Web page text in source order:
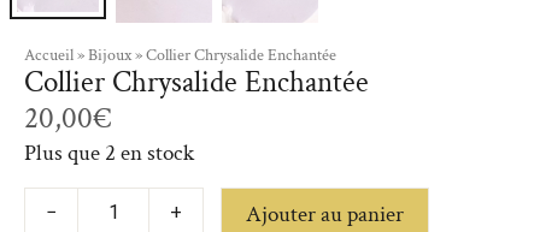
Accueil»Bijoux»Collier Chrysalide Enchantée
Collier Chrysalide Enchantée
20,00€
Plus que 2 en stock
− + Ajouter au panier